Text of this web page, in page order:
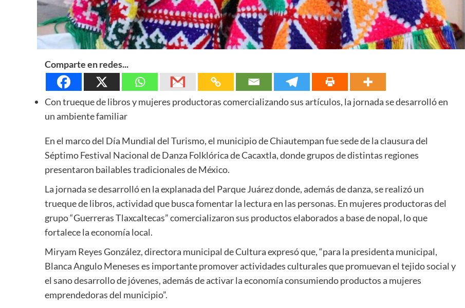
Comparte en redes...
Con trueque de libros y mujeres productoras comercializando sus artículos, la jornada se desarrolló en
un ambiente familiar
En el marco del Día Mundial del Turismo, el municipio de Chiautempan fue sede de la clausura del
Séptimo Festival Nacional de Danza Folklórica de Cacaxtla, donde grupos de distintas regiones
presentaron bailables tradicionales de México.
La jornada se desarrolló en la explanada del Parque Juárez donde, además de danza, se realizó un
trueque de libros, actividad que busca fomentar la lectura en las personas. En mujeres productoras del
grupo “Guerreras Tlaxcaltecas” comercializaron sus productos elaborados a base de nopal, lo que
fortalece la economía local.
Miryam Reyes González, directora municipal de Cultura expresó que, “para la presidenta municipal,
Blanca Angulo Meneses es importante promover actividades culturales que promuevan el tejido social y
el sano desarrollo de jóvenes, además de activar la economía consumiendo productos a mujeres
emprendedoras del municipio”.